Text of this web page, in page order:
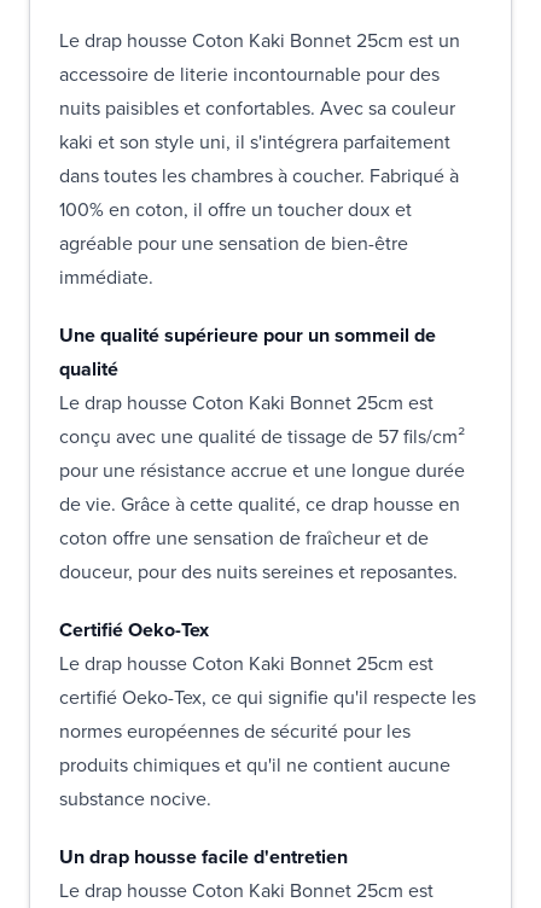
Le drap housse Coton Kaki Bonnet 25cm est un
accessoire de literie incontournable pour des
nuits paisibles et confortables. Avec sa couleur
kaki et son style uni, il s'intégrera parfaitement
dans toutes les chambres à coucher. Fabriqué à
100% en coton, il offre un toucher doux et
agréable pour une sensation de bien-être
immédiate.
Une qualité supérieure pour un sommeil de
qualité
Le drap housse Coton Kaki Bonnet 25cm est
conçu avec une qualité de tissage de 57 fils/cm²
pour une résistance accrue et une longue durée
de vie. Grâce à cette qualité, ce drap housse en
coton offre une sensation de fraîcheur et de
douceur, pour des nuits sereines et reposantes.
Certifié Oeko-Tex
Le drap housse Coton Kaki Bonnet 25cm est
certifié Oeko-Tex, ce qui signifie qu'il respecte les
normes européennes de sécurité pour les
produits chimiques et qu'il ne contient aucune
substance nocive.
Un drap housse facile d'entretien
Le drap housse Coton Kaki Bonnet 25cm est